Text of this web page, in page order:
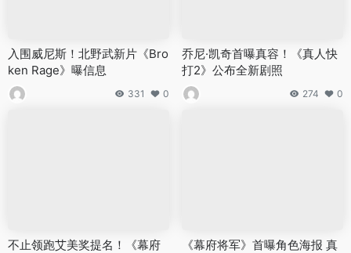
入围威尼斯！北野武新片《Bro
ken Rage》曝信息
331 0
乔尼·凯奇首曝真容！《真人快
打2》公布全新剧照
274 0
不止领跑艾美奖提名！《幕府
《幕府将军》首曝角色海报 真